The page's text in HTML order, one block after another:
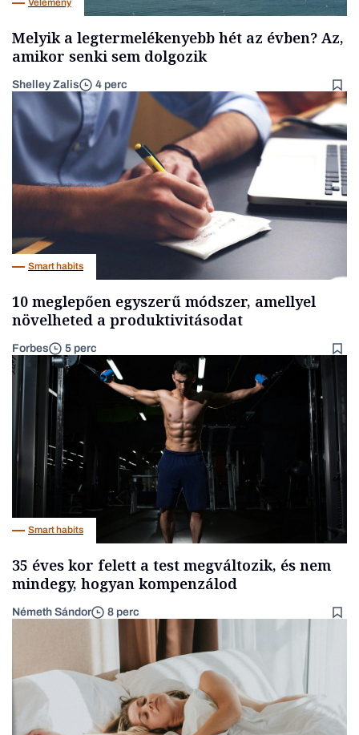
Vélemény
Melyik a legtermelékenyebb hét az évben? Az,
amikor senki sem dolgozik
Shelley Zalis 4 perc
Smart habits
10 meglepően egyszerű módszer, amellyel
növelheted a produktivitásodat
Forbes 5 perc
Smart habits
35 éves kor felett a test megváltozik, és nem
mindegy, hogyan kompenzálod
Németh Sándor 8 perc